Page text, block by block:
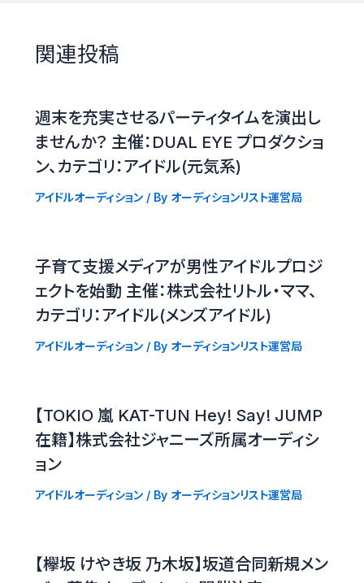
関連投稿
週末を充実させるパーティタイムを演出し
ませんか？ 主催：DUAL EYE プロダクショ
ン、カテゴリ：アイドル(元気系)
アイドルオーディション/ By オーディションリスト運営局
子育て支援メディアが男性アイドルプロジ
ェクトを始動 主催：株式会社リトル・ママ、
カテゴリ：アイドル(メンズアイドル)
アイドルオーディション/ By オーディションリスト運営局
【TOKIO 嵐 KAT-TUN Hey! Say! JUMP
在籍】株式会社ジャニーズ所属オーディシ
ョン
アイドルオーディション/ By オーディションリスト運営局
【欅坂 けやき坂 乃木坂】坂道合同新規メン